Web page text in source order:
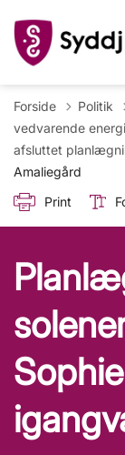
Forside Politik
vedvarende energi
afsluttet
Amaliegård
Print